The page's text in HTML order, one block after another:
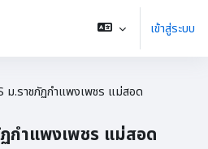
เข้าสู่ระบบ
ม.ราชภัฏกำแพงเพชร แม่สอด
กำแพงเพชร แม่สอด